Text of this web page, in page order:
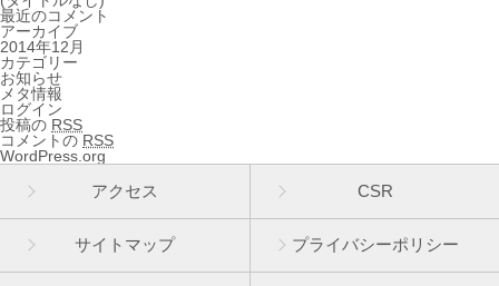
最近のコメント
アーカイブ
2014年12月
カテゴリー
お知らせ
メタ情報
ログイン
投稿の RSS
コメントの RSS
WordPress.org
アクセス
CSR
サイトマップ プライバシーポリシー